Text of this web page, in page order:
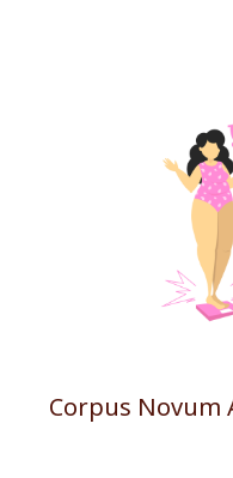
Corpus Novum